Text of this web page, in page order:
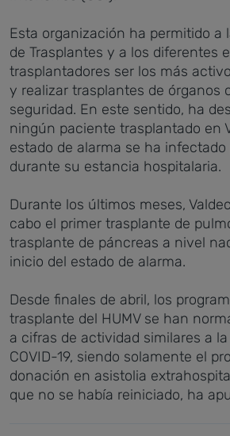
Esta organización ha permitido a
de Trasplantes y a los diferentes
trasplantadores ser los más
y realizar trasplantes de órganos
seguridad. En este sentido, ha
ningún paciente trasplantado en
estado de alarma se ha infectado
durante su estancia hospitalaria.
Durante los últimos meses,
cabo el primer trasplante de
trasplante de páncreas a nivel
inicio del estado de alarma.
Desde finales de abril, los
trasplante del HUMV se han
a cifras de actividad similares a
COVID-19, siendo solamente el
donación en asistolia
que no se había reiniciado, ha